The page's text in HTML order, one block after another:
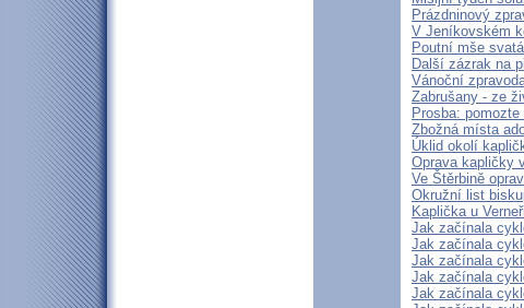
Prázdninový
V Jeníkovském
Poutní mše
Další zázrak na
Vánoční
Zabrušany - ze
Prosba:
Zbožná místa
Úklid okolí
Oprava kapličky
Ve Štěrbině
Okružní list
Kaplička u
Jak začínala
Jak začínala
Jak začínala
Jak začínala
Jak začínala